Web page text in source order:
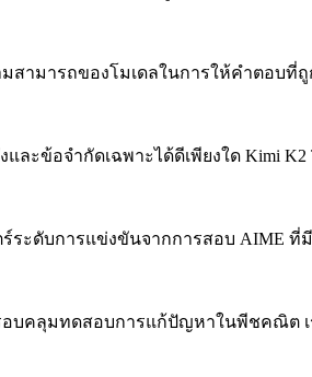
สามารถของโมเดลในการให้คำตอบที่ถู
ละข้อจำกัดเฉพาะได้ดีเพียงใด Kimi
ระดับการแข่งขันจากการสอบ AIME ที่มี
บคลุมทดสอบการแก้ปัญหาในพีชคณิต